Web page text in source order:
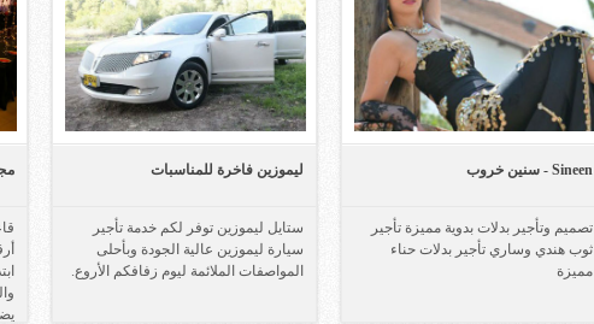
Sineen - سنين خروب
تصميم وتأجير بدلات بدوية مميزة تأجير
ثوب هندي وساري تأجير بدلات حناء
مميزة
ليموزين فاخرة للمناسبات
ستايل ليموزين توفر لكم خدمة تأجير
سيارة ليموزين عالية الجودة وبأحلى
المواصفات الملائمة ليوم زفافكم الأروع.